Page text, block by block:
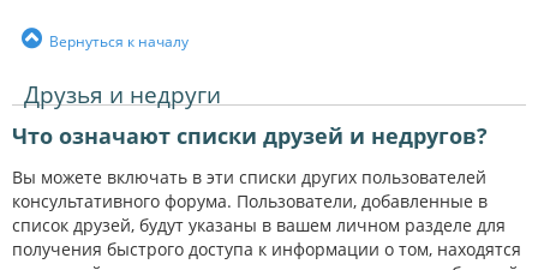
Вернуться к началу
Друзья и недруги
Что означают списки друзей и недругов?
Вы можете включать в эти списки других пользователей
консультативного форума. Пользователи, добавленные в
список друзей, будут указаны в вашем личном разделе для
получения быстрого доступа к информации о том, находятся